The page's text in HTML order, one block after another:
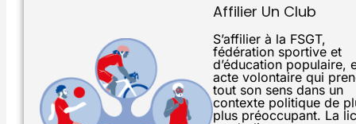
Affilier Un Club
S’affilier à la FSGT,
fédération sportive et
d’éducation populaire,
acte volontaire qui
tout son sens dans un
contexte politique de
plus préoccupant. La